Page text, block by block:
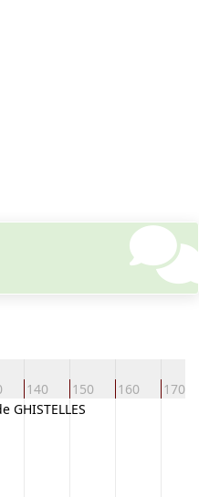
140 150 160 170
GHISTELLES